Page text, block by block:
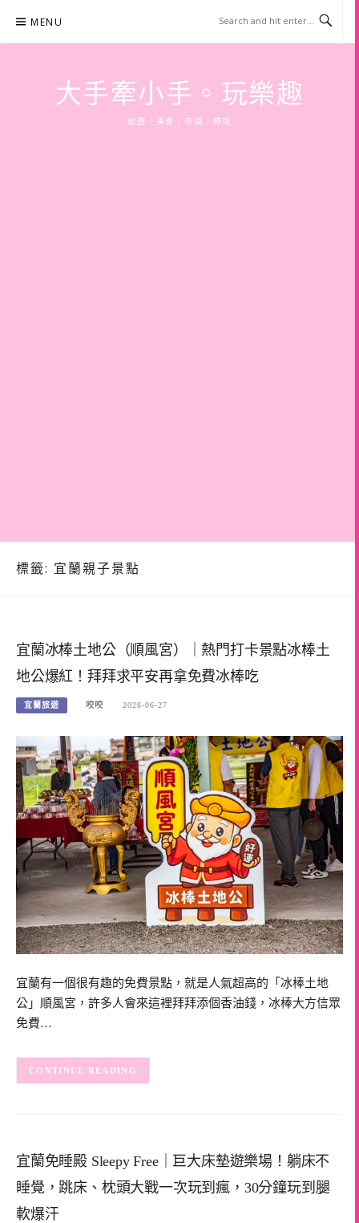
content
MENU
大手牽小手。玩樂趣
旅遊 | 美食 | 商攝 | 時尚
標籤: 宜蘭親子景點
宜蘭冰棒土地公（順風宮）｜熱門打卡景點冰棒土
地公爆紅！拜拜求平安再拿免費冰棒吃
宜蘭旅遊 咬咬 2026-06-27
宜蘭有一個很有趣的免費景點，就是人氣超高的「冰棒土地
公」順風宮，許多人會來這裡拜拜添個香油錢，冰棒大方信眾
免費…
CONTINUE READING
宜蘭免睡殿 Sleepy Free｜巨大床墊遊樂場！躺床不
睡覺，跳床、枕頭大戰一次玩到瘋，30分鐘玩到腿
軟爆汗